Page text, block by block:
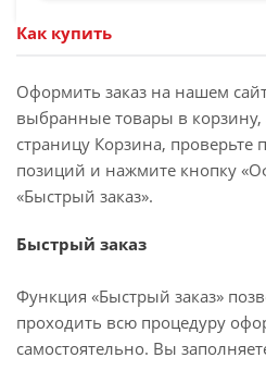
Как купить
Оформить заказ на нашем
выбранные товары в корзину,
страницу Корзина, проверьте
позиций и нажмите кнопку
«Быстрый заказ».
Быстрый заказ
Функция «Быстрый заказ»
проходить всю процедуру
самостоятельно. Вы